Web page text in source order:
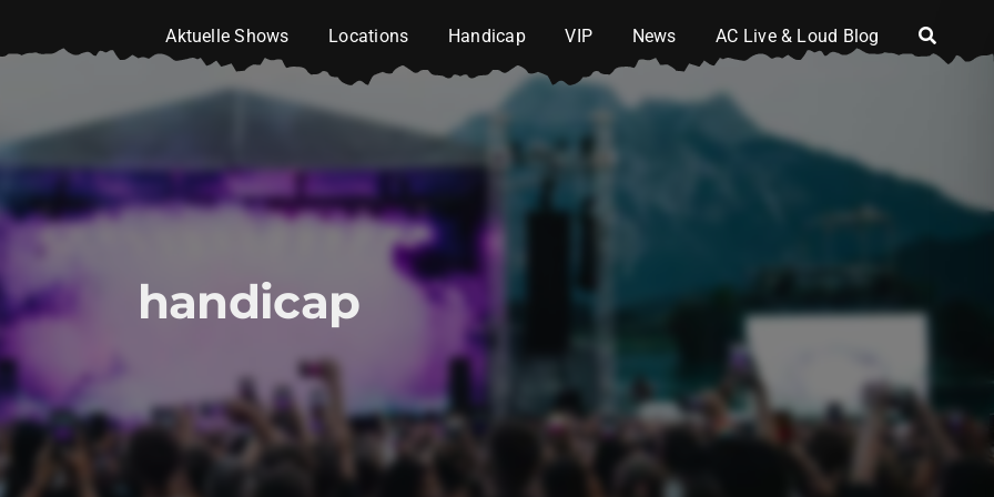
Aktuelle Shows Locations Handicap VIP News AC Live & Loud Blog
handicap